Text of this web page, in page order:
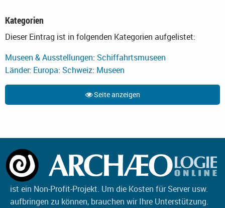
Kategorien
Dieser Eintrag ist in folgenden Kategorien aufgelistet:
Museen & Ausstellungen: Schiffahrtsmuseen
Länder: Europa: Schweiz: Museen
Seite anzeigen
ist ein Non-Profit-Projekt. Um die Kosten für Server usw.
aufbringen zu können, brauchen wir Ihre Unterstützung.